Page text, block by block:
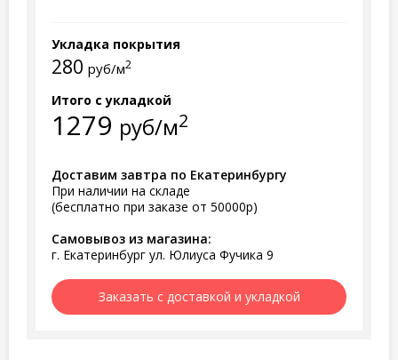
Укладка покрытия
280 руб/м2
Итого с укладкой
1279 руб/м2
Доставим завтра по Екатеринбургу
При наличии на складе
(бесплатно при заказе от 50000р)
Самовывоз из магазина:
г. Екатеринбург ул. Юлиуса Фучика 9
Заказать с доставкой и укладкой